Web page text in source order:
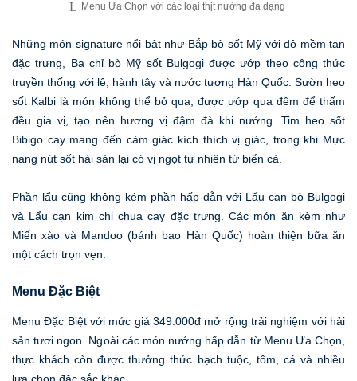
Menu Ưa Chọn với các loại thịt nướng đa dạng
Những món signature nổi bật như Bắp bò sốt Mỹ với độ mềm tan
đặc trưng, Ba chỉ bò Mỹ sốt Bulgogi được ướp theo công thức
truyền thống với lê, hành tây và nước tương Hàn Quốc. Sườn heo
sốt Kalbi là món không thể bỏ qua, được ướp qua đêm để thấm
đều gia vị, tạo nên hương vị đậm đà khi nướng. Tim heo sốt
Bibigo cay mang đến cảm giác kích thích vị giác, trong khi Mực
nang nút sốt hải sản lại có vị ngọt tự nhiên từ biển cả.
Phần lẩu cũng không kém phần hấp dẫn với Lẩu cạn bò Bulgogi
và Lẩu cạn kim chi chua cay đặc trưng. Các món ăn kèm như
Miến xào và Mandoo (bánh bao Hàn Quốc) hoàn thiện bữa ăn
một cách trọn vẹn.
Menu Đặc Biệt
Menu Đặc Biệt với mức giá 349.000đ mở rộng trải nghiệm với hải
sản tươi ngon. Ngoài các món nướng hấp dẫn từ Menu Ưa Chọn,
thực khách còn được thưởng thức bạch tuộc, tôm, cá và nhiều